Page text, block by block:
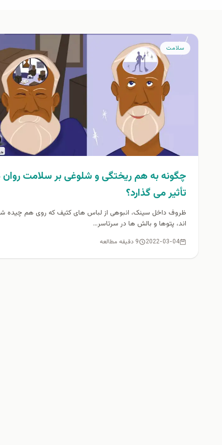
سلامت
چگونه به هم ریختگی و شلوغی بر سلامت روان
تأثیر می گذارد؟
ظروف داخل سینک، انبوهی از لباس های کثیف که روی هم چیده
اند، پتوها و بالش ها در سرتاسر...
2022-03-04 9 دقیقه مطالعه